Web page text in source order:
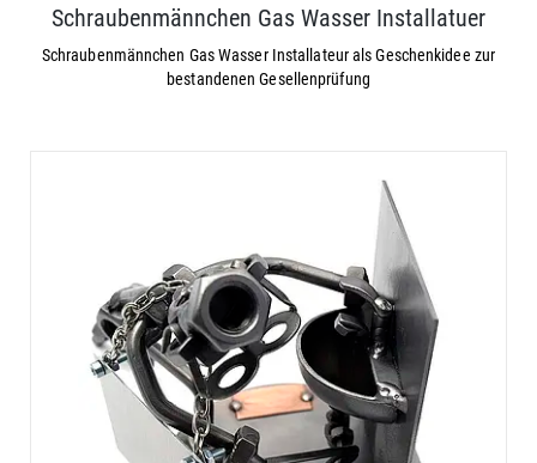
Schraubenmännchen Gas Wasser Installatuer
Schraubenmännchen Gas Wasser Installateur als Geschenkidee zur
bestandenen Gesellenprüfung